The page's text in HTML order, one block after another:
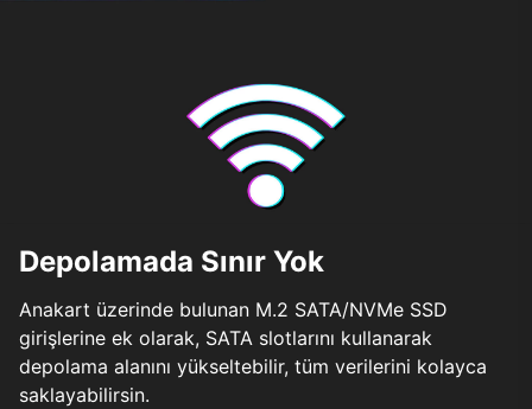
Depolamada Sınır Yok
Anakart üzerinde bulunan M.2 SATA/NVMe SSD
girişlerine ek olarak, SATA slotlarını kullanarak
depolama alanını yükseltebilir, tüm verilerini kolayca
saklayabilirsin.